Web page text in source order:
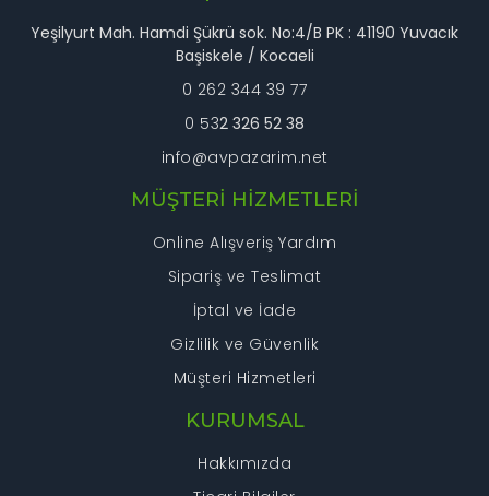
Bu ürüne benzer farklı alternatifler olmalı.
Gönder
Yeşilyurt Mah. Hamdi Şükrü sok. No:4/B PK : 41190 Yuvacık
Başiskele / Kocaeli
0 262 344 39 77
0 532 326 52 38
info@avpazarim.net
MÜŞTERİ HİZMETLERİ
Online Alışveriş Yardım
Sipariş ve Teslimat
İptal ve İade
Gizlilik ve Güvenlik
Müşteri Hizmetleri
KURUMSAL
Hakkımızda